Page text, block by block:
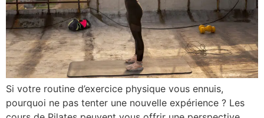
Si votre routine d’exercice physique vous ennuis,
pourquoi ne pas tenter une nouvelle expérience ? Les